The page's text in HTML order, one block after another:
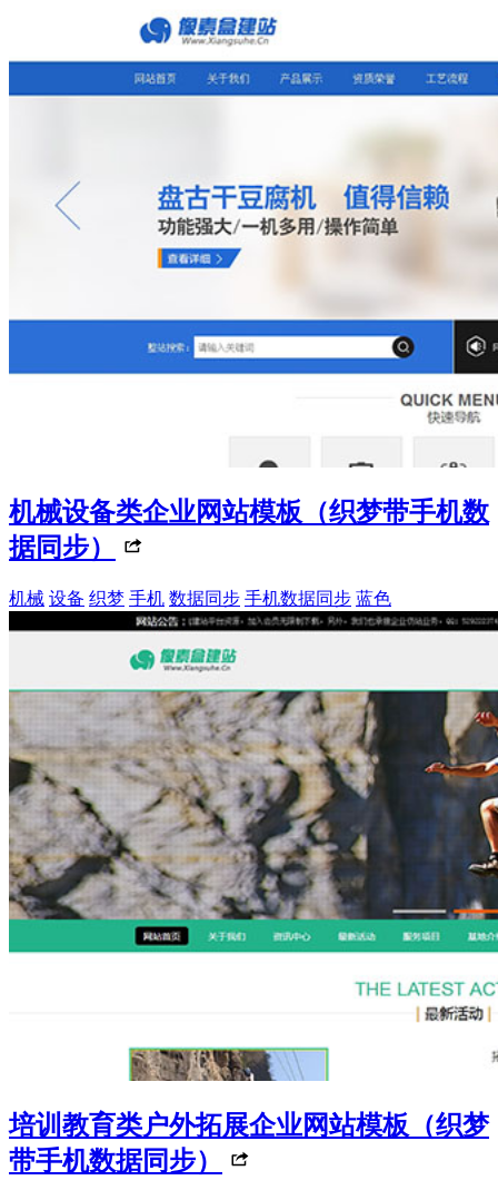
机械设备类企业网站模板（织梦带手机数
据同步）
机械 设备 织梦 手机 数据同步 手机数据同步 蓝色
培训教育类户外拓展企业网站模板（织梦
带手机数据同步）